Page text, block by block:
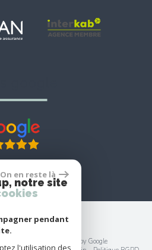
| Traduction powered by Google
On en reste là
notre site
pendant
l'utilisation des